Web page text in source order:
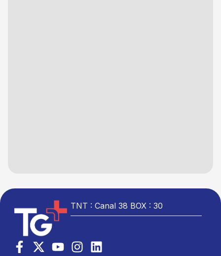
TNT : Canal 38 BOX : 30